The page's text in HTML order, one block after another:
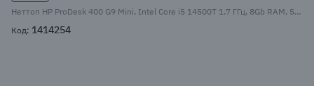
Неттоп HP ProDesk 400 G9 Mini, Intel Core i5 14500T 1.7 ГГц, 8Gb RAM, 512Gb SSD, Wi-Fi, BT, Без ОС, черный, клавиатура, мышь (8X4W1AV)
Код: 1414254